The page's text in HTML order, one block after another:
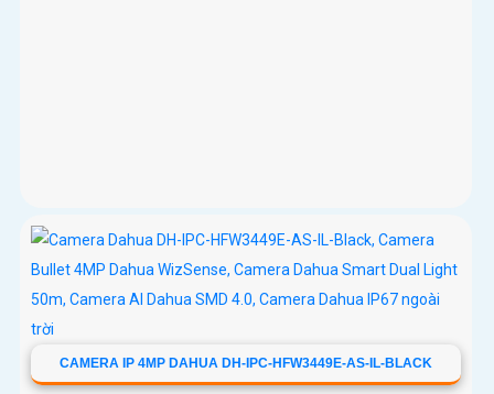
CAMERA IP 4MP DAHUA DH-IPC-HFW3449E-AS-IL-BLACK